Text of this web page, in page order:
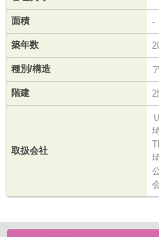
面積 -
築年数
種別/構造
階建 2
取扱会社